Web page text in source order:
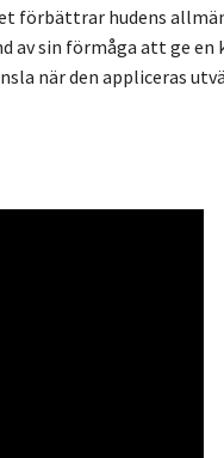
hudens
av sin förmåga att ge en
när den appliceras